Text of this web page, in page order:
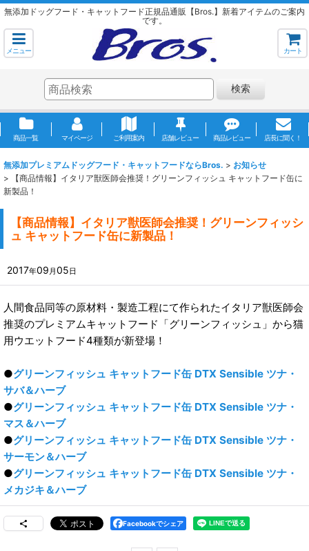
無添加ドッグフード・キャットフード正規品通販【Bros.】新着アイテムのご案内
です。
メニュー カート
検索
商品一覧 マイページ ご利用案内 店舗レビュー 商品レビュー 店長に聞く！
無添加プレミアムドッグフード・キャットフードならBros. > お知らせ
>
【商品情報】イタリア獣医師会推奨！グリーンフィッシュ キャットフード缶に
新製品！
【商品情報】イタリア獣医師会推奨！グリーンフィッシ
ュ キャットフード缶に新製品！
2017年09 月 05 日
人間食品同等の原材料・製造工程にて作られたイタリア獣医師会
推奨のプレミアムキャットフード「グリーンフィッシュ」から猫
用ウエットフード4種類が新登場！
●グリーンフィッシュ キャットフード缶 DTX Sensible ツナ・
サバ＆ハーブ
●グリーンフィッシュ キャットフード缶 DTX Sensible ツナ・
マス＆ハーブ
●グリーンフィッシュ キャットフード缶 DTX Sensible ツナ・
サーモン＆ハーブ
●グリーンフィッシュ キャットフード缶 DTX Sensible ツナ・
メカジキ＆ハーブ
Facebookでシェア